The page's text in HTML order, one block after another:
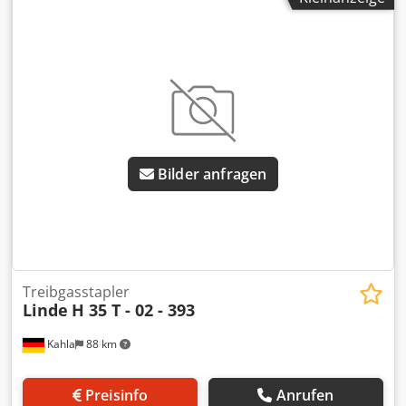
, Treibgasstapler ISO Klasse: ISO
Seitenschieber, 3. Ventil, Heizung,
Bilder anfragen
Kahla 88 km
Treibgasstapler
Linde H 35 T - 02 - 393
Preisinfo Anrufen